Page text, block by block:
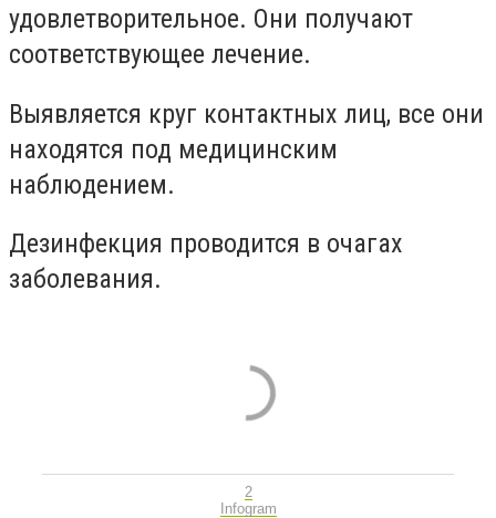
удовлетворительное. Они получают
соответствующее лечение.
Выявляется круг контактных лиц, все они
находятся под медицинским
наблюдением.
Дезинфекция проводится в очагах
заболевания.
2
Infogram